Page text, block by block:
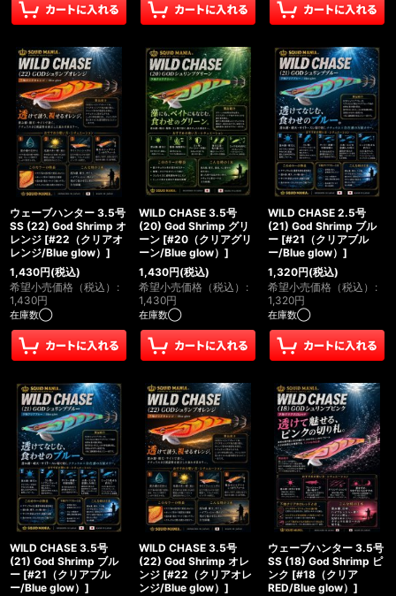
ウェーブハンター 3.5号
SS (22) God Shrimp オ
レンジ [#22（クリアオ
レンジ/Blue glow） ]
1,430円(税込)
希望小売価格（税込） :
1,430円
在庫数◯
WILD CHASE 3.5号
(20) God Shrimp グリ
ーン [#20（クリアグリ
ーン/Blue glow） ]
1,430円(税込)
希望小売価格（税込） :
1,430円
在庫数◯
WILD CHASE 2.5号
(21) God Shrimp ブル
ー [#21（クリアブル
ー/Blue glow） ]
1,320円(税込)
希望小売価格（税込） :
1,320円
在庫数◯
WILD CHASE 3.5号
(21) God Shrimp ブル
ー [#21（クリアブル
ー/Blue glow） ]
WILD CHASE 3.5号
(22) God Shrimp オレ
ンジ [#22（クリアオレ
ンジ/Blue glow） ]
ウェーブハンター 3.5号
SS (18) God Shrimp ピ
ンク [#18（クリア
RED/Blue glow） ]